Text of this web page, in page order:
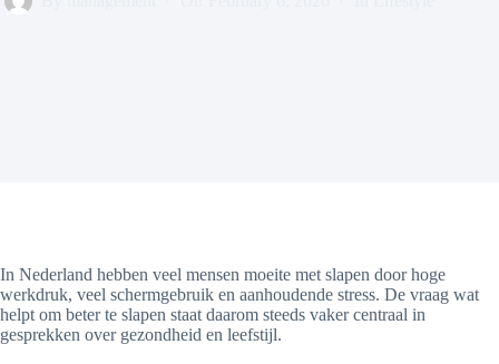
In Nederland hebben veel mensen moeite met slapen door hoge
werkdruk, veel schermgebruik en aanhoudende stress. De vraag wat
helpt om beter te slapen staat daarom steeds vaker centraal in
gesprekken over gezondheid en leefstijl.